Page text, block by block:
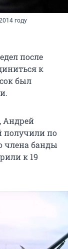
году
после
к
был
Андрей
по
члена банды
к 19